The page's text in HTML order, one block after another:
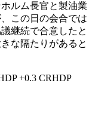
ルム長官と製油業
この日の会合では
継続で合意したと
な隔たりがあると
+0.3 CRHDP